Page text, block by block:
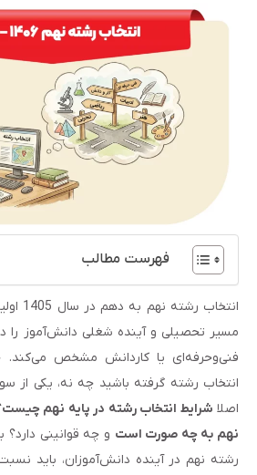
فهرست مطالب
مسیر تحصیلی و آینده شغلی دانش‌آموز را
فنی‌وحرفه‌ای یا کاردانش مشخص می‌کند.
انتخاب رشته گرفته باشید چه نه، یکی از
اصلا شرایط انتخاب رشته در پایه نهم چیست
نهم به چه صورت است و چه قوانینی
رشته نهم در آینده دانش‌آموزان، باید